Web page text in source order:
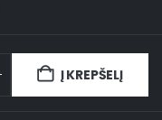
Į KREPŠELĮ